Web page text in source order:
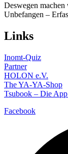
Deswegen
Unbefangen –
Links
Inomt-Quiz
Partner
HOLON e.V.
The YA-YA-Shop
Tsubook – Die
Facebook